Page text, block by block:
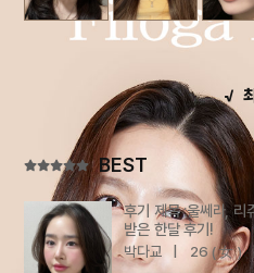
울쎄라, 리
받은 한달 후기!
박다교 26 ( 女 )